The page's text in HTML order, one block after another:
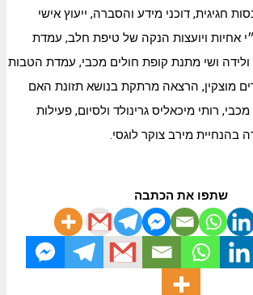
חגיגית, דוכני מידע והסברה, ייעוץ אישי
אחיות ויועצות הנקה של טיפת חלב, עמדת
ושי מתנת קופת חולים מכבי, עמדת הטבות
מוצקין, הרצאה מרתקת בנושא תזונת האם
רותי מיכאליס גרינולד ולסיום, פעילות
בהנחיית מירב צוקר לוגסי.
שתפו את הכתבה